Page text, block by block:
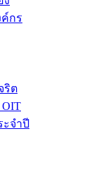
ค์กร
ริต
ะจำปี